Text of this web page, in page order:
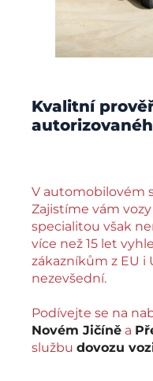
Kvalitní
V automobilovém
Zajistíme vám
specialitou však
více než 15 let
zákazníkům z EU i
nezevšední.
Podívejte se na
Novém Jičíně a
službu dovozu